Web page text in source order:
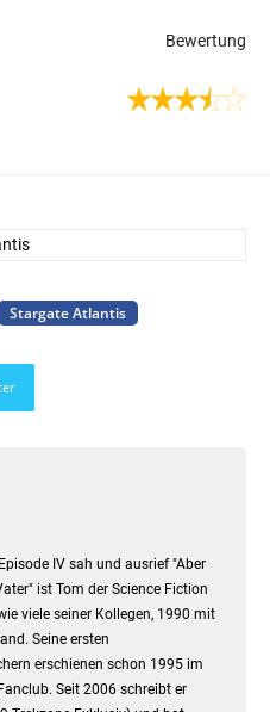
Bewertung
Stargate Atlantis
IV sah und ausrief "Aber
ist Tom der Science Fiction
viele seiner Kollegen, 1990 mit
Seine ersten
erschienen schon 1995 im
Seit 2006 schreibt er